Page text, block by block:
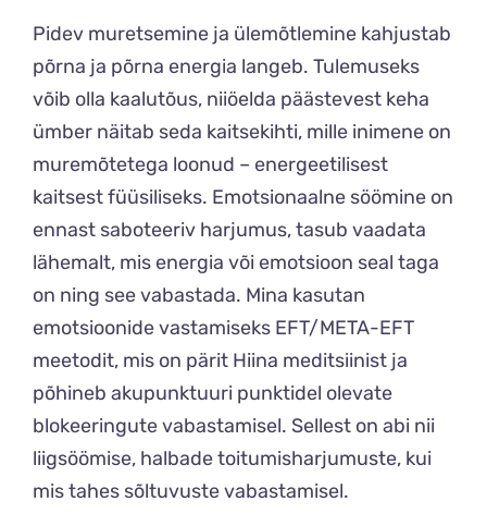
Pidev muretsemine ja ülemõtlemine kahjustab
põrna ja põrna energia langeb. Tulemuseks
võib olla kaalutõus, niiöelda päästevest keha
ümber näitab seda kaitsekihti, mille inimene on
muremõtetega loonud – energeetilisest
kaitsest füüsiliseks. Emotsionaalne söömine on
ennast saboteeriv harjumus, tasub vaadata
lähemalt, mis energia või emotsioon seal taga
on ning see vabastada. Mina kasutan
emotsioonide vastamiseks EFT/META-EFT
meetodit, mis on pärit Hiina meditsiinist ja
põhineb akupunktuuri punktidel olevate
blokeeringute vabastamisel. Sellest on abi nii
liigsöömise, halbade toitumisharjumuste, kui
mis tahes sõltuvuste vabastamisel.